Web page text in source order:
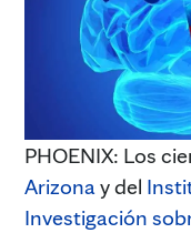
PHOENIX: Los
Arizona y del
Investigación